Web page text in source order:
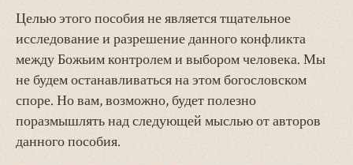
Целью этого пособия не является тщательное
исследование и разрешение данного конфликта
между Божьим контролем и выбором человека. Мы
не будем останавливаться на этом богословском
споре. Но вам, возможно, будет полезно
поразмышлять над следующей мыслью от авторов
данного пособия.